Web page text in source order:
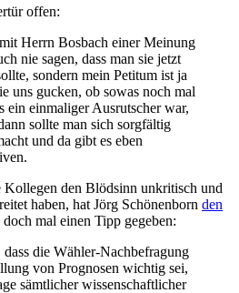
offen:
Herrn Bosbach einer Meinung
nie sagen, dass man sie jetzt
sondern mein Petitum ist ja
uns gucken, ob sowas noch mal
ein einmaliger Ausrutscher war,
sollte man sich sorgfältig
und da gibt es eben
den Blödsinn unkritisch und
haben, hat Jörg Schönenborn den
doch mal einen Tipp gegeben:
dass die Wähler-Nachbefragung
von Prognosen wichtig sei,
sämtlicher wissenschaftlicher